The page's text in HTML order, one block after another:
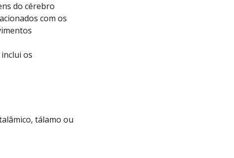
do cérebro
com os
os
tálamo ou